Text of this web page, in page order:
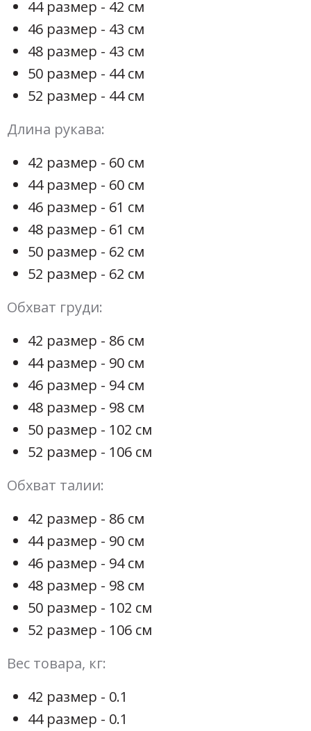
44 размер - 42 см
46 размер - 43 см
48 размер - 43 см
50 размер - 44 см
52 размер - 44 см
Длина рукава:
42 размер - 60 см
44 размер - 60 см
46 размер - 61 см
48 размер - 61 см
50 размер - 62 см
52 размер - 62 см
Обхват груди:
42 размер - 86 см
44 размер - 90 см
46 размер - 94 см
48 размер - 98 см
50 размер - 102 см
52 размер - 106 см
Обхват талии:
42 размер - 86 см
44 размер - 90 см
46 размер - 94 см
48 размер - 98 см
50 размер - 102 см
52 размер - 106 см
Вес товара, кг:
42 размер - 0.1
44 размер - 0.1